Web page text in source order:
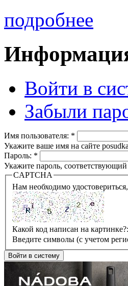
подробнее
Войти в
Забыли
Имя пользователя: *
Укажите ваше имя на сайте
Пароль: *
Укажите пароль,
CAPTCHA
Нам необходимо
Какой код написан на картинке?:
Введите символы (с учетом